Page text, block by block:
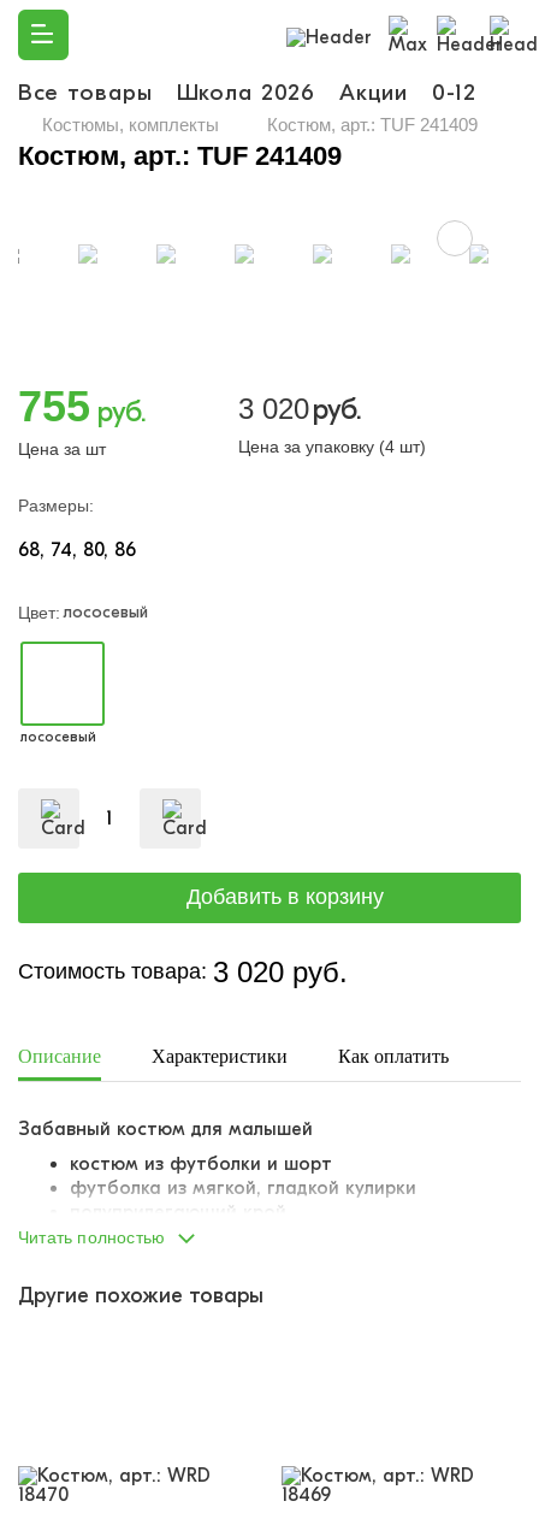
Все товары Школа 2026 Акции 0-12
Костюмы, комплекты Костюм, арт.: TUF 241409
Костюм, арт.: TUF 241409
755 руб.
Цена за шт
3 020руб.
Цена за упаковку (4 шт)
Размеры:
68 74 80 86
Цвет: лососевый
лососевый
Стоимость товара: 3 020 руб.
Описание Характеристики Как оплатить
Забавный костюм для малышей
костюм из футболки и шорт
футболка из мягкой, гладкой кулирки
полуприлегающий крой
классическая линия плеча
горловина обтачена отдельным лоскутом ткани
на одной из штанин качественный принт
принт дополнен объемным тканевым
Читать полностью
Другие похожие товары